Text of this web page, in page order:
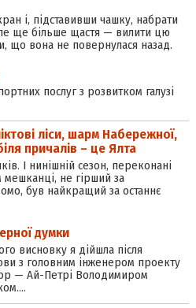
і, підставивши чашку, набрати
ще більше щастя — вилити цю
що вона не повернулася назад.
послуг з розвитком галузі
ліси, шарм Набережної,
причалів – це Ялта
І нинішній сезон, переконані
мешканці, не гірший за
був найкращий за останнє
думки
висновку я дійшла після
з головним інженером проекту
— Ай-Петрі Володимиром